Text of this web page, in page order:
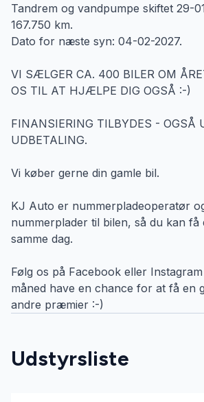
Tandrem og vandpumpe skiftet 29-
167.750 km.
Dato for næste syn: 04-02-2027.
VI SÆLGER CA. 400 BILER OM
OS TIL AT HJÆLPE DIG OGSÅ :-)
FINANSIERING TILBYDES - OGSÅ
UDBETALING.
Vi køber gerne din gamle bil.
KJ Auto er nummerpladeoperatør
nummerplader til bilen, så du kan få
samme dag.
Følg os på Facebook eller
måned have en chance for at få en
andre præmier :-)
Udstyrsliste